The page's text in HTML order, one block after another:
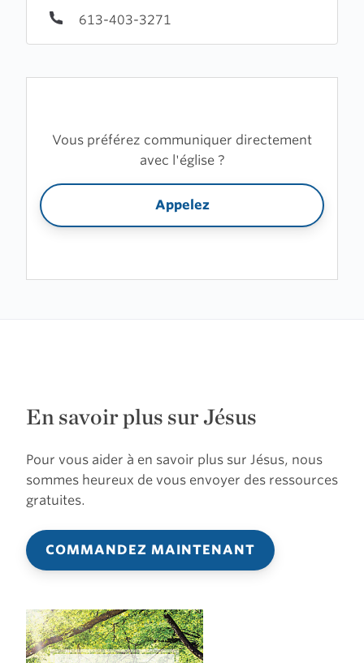
613-403-3271
Vous préférez communiquer directement
avec l'église ?
Appelez
En savoir plus sur Jésus
Pour vous aider à en savoir plus sur Jésus, nous
sommes heureux de vous envoyer des ressources
gratuites.
COMMANDEZ MAINTENANT